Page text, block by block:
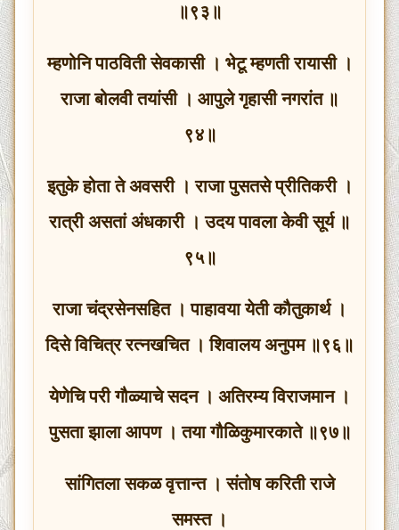
॥९३॥
म्हणोनि पाठविती सेवकासी । भेटू म्हणती रायासी ।
राजा बोलवी तयांसी । आपुले गृहासी नगरांत ॥
९४॥
इतुके होता ते अवसरी । राजा पुसतसे प्रीतिकरी ।
रात्री असतां अंधकारी । उदय पावला केवी सूर्य ॥
९५॥
राजा चंद्रसेनसहित । पाहावया येती कौतुकार्थ ।
दिसे विचित्र रत्‍नखचित । शिवालय अनुपम ॥९६॥
येणेचि परी गौळ्याचे सदन । अतिरम्य विराजमान ।
पुसता झाला आपण । तया गौळिकुमारकाते ॥९७॥
सांगितला सकळ वृत्तान्त । संतोष करिती राजे
समस्त ।